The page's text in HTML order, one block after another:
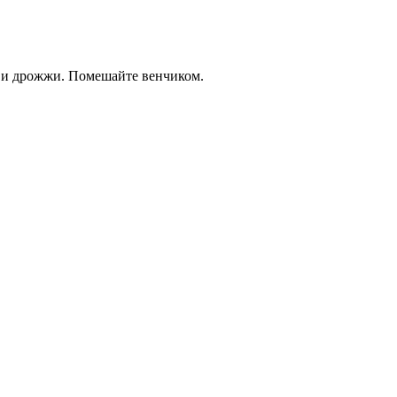
и дрожжи. Помешайте венчиком.